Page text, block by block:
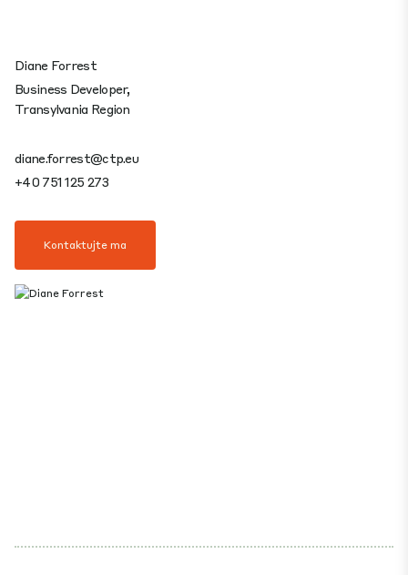
Diane Forrest
Business Developer,
Transylvania Region
diane.forrest@ctp.eu
+40 751 125 273
Kontaktujte ma